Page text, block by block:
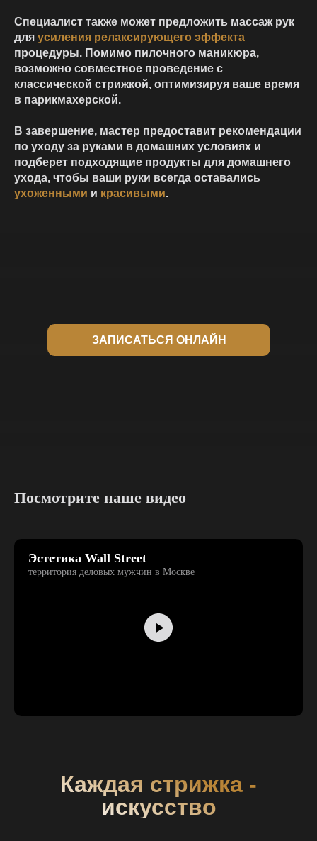
Специалист также может предложить массаж рук
для усиления релаксирующего эффекта
процедуры. Помимо пилочного маникюра,
возможно совместное проведение с
классической стрижкой, оптимизируя ваше время
в парикмахерской.
В завершение, мастер предоставит рекомендации
по уходу за руками в домашних условиях и
подберет подходящие продукты для домашнего
ухода, чтобы ваши руки всегда оставались
ухоженными и красивыми.
ЗАПИСАТЬСЯ ОНЛАЙН
Посмотрите наше видео
Эстетика Wall Street
территория деловых мужчин в Москве
Каждая стрижка -
искусство